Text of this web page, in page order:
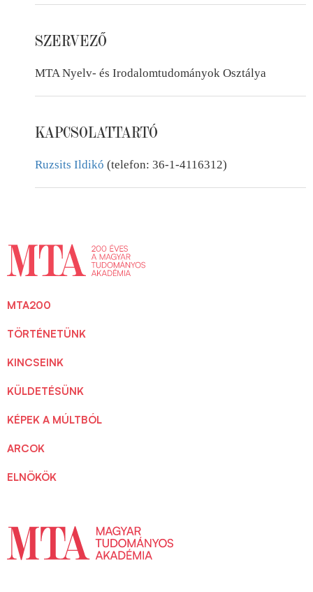
SZERVEZŐ
MTA Nyelv- és Irodalomtudományok Osztálya
KAPCSOLATTARTÓ
Ruzsits Ildikó (telefon: 36-1-4116312)
MTA200
TÖRTÉNETÜNK
KINCSEINK
KÜLDETÉSÜNK
KÉPEK A MÚLTBÓL
ARCOK
ELNÖKÖK